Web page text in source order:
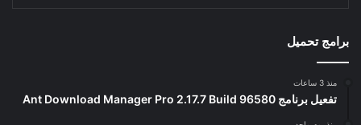
برامج تحميل
منذ 3 ساعات
تفعيل برنامج Ant Download Manager Pro 2.17.7 Build 96580